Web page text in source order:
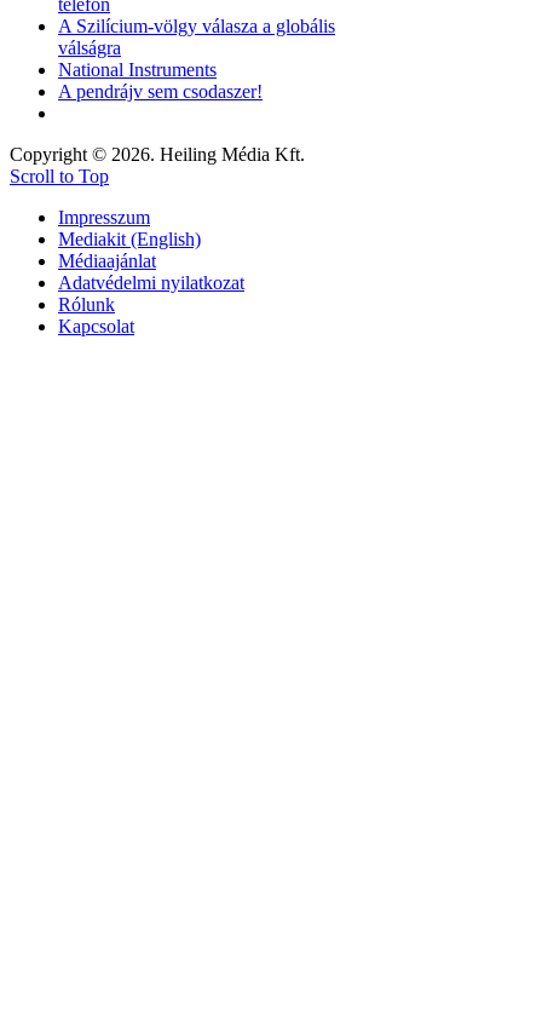
A Szilícium-völgy válasza a globális
válságra
National Instruments
A pendrájv sem csodaszer!
Copyright © 2026. Heiling Média Kft.
Scroll to Top
Impresszum
Mediakit (English)
Médiaajánlat
Adatvédelmi nyilatkozat
Rólunk
Kapcsolat